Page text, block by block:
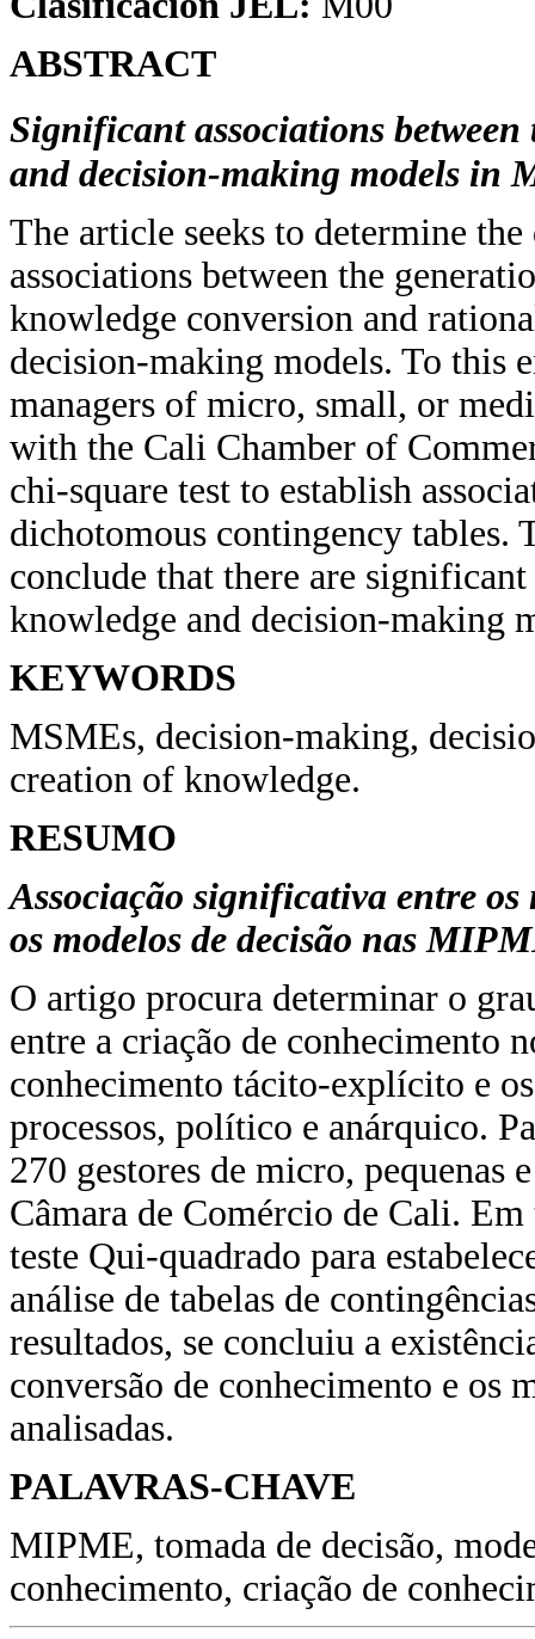
ABSTRACT
Significant associations
and decision-making models in
The article seeks to determine
associations between the
knowledge conversion and
decision-making models. To this
managers of micro, small, or
with the Cali Chamber of
chi-square test to establish
dichotomous contingency tables.
conclude that there are
knowledge and decision-making
KEYWORDS
MSMEs, decision-making,
creation of knowledge.
RESUMO
Associação significativa entre os
os modelos de decisão nas
O artigo procura determinar o
entre a criação de conhecimento
conhecimento tácito-explícito e
processos, político e anárquico.
270 gestores de micro, pequenas
Câmara de Comércio de Cali.
teste Qui-quadrado para
análise de tabelas de
resultados, se concluiu a
conversão de conhecimento e os
analisadas.
PALAVRAS-CHAVE
MIPME, tomada de decisão,
conhecimento, criação de